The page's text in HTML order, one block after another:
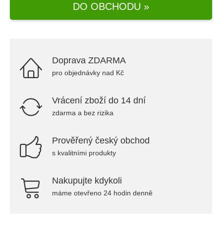
DO OBCHODU »
Doprava ZDARMA
pro objednávky nad Kč
Vrácení zboží do 14 dní
zdarma a bez rizika
Prověřený český obchod
s kvalitními produkty
Nakupujte kdykoli
máme otevřeno 24 hodin denně